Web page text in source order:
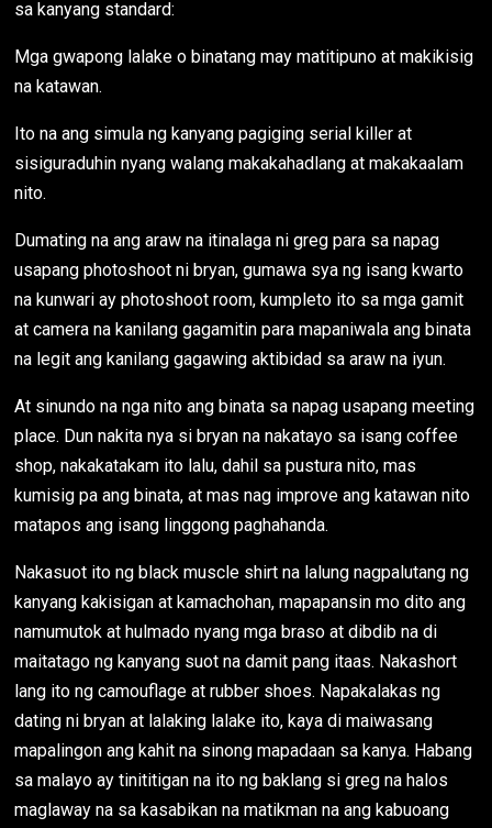
sa kanyang standard:
Mga gwapong lalake o binatang may matitipuno at makikisig
na katawan.
Ito na ang simula ng kanyang pagiging serial killer at
sisiguraduhin nyang walang makakahadlang at makakaalam
nito.
Dumating na ang araw na itinalaga ni greg para sa napag
usapang photoshoot ni bryan, gumawa sya ng isang kwarto
na kunwari ay photoshoot room, kumpleto ito sa mga gamit
at camera na kanilang gagamitin para mapaniwala ang binata
na legit ang kanilang gagawing aktibidad sa araw na iyun.
At sinundo na nga nito ang binata sa napag usapang meeting
place. Dun nakita nya si bryan na nakatayo sa isang coffee
shop, nakakatakam ito lalu, dahil sa pustura nito, mas
kumisig pa ang binata, at mas nag improve ang katawan nito
matapos ang isang linggong paghahanda.
Nakasuot ito ng black muscle shirt na lalung nagpalutang ng
kanyang kakisigan at kamachohan, mapapansin mo dito ang
namumutok at hulmado nyang mga braso at dibdib na di
maitatago ng kanyang suot na damit pang itaas. Nakashort
lang ito ng camouflage at rubber shoes. Napakalakas ng
dating ni bryan at lalaking lalake ito, kaya di maiwasang
mapalingon ang kahit na sinong mapadaan sa kanya. Habang
sa malayo ay tinititigan na ito ng baklang si greg na halos
maglaway na sa kasabikan na matikman na ang kabuoang